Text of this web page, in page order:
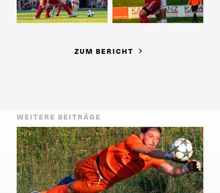
ZUM BERICHT
WEITERE BEITRÄGE